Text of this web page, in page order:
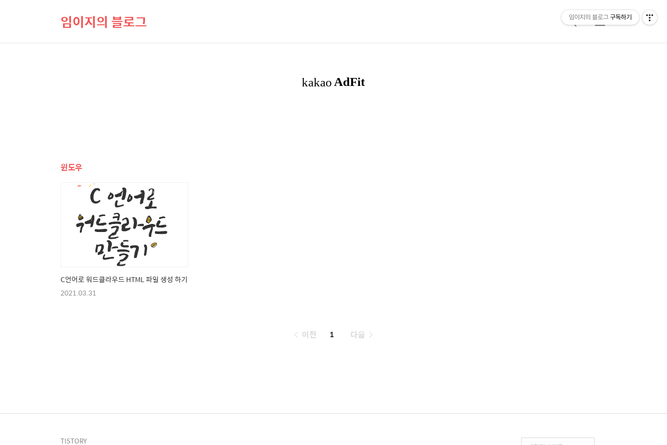
임이지의 블로그
검
메
윈도우
C언어로 워드클라우드 HTML 파일 생성 하기
2021.03.31
페
이전 1 다음
TISTORY
임이지의 블로그 구독하기